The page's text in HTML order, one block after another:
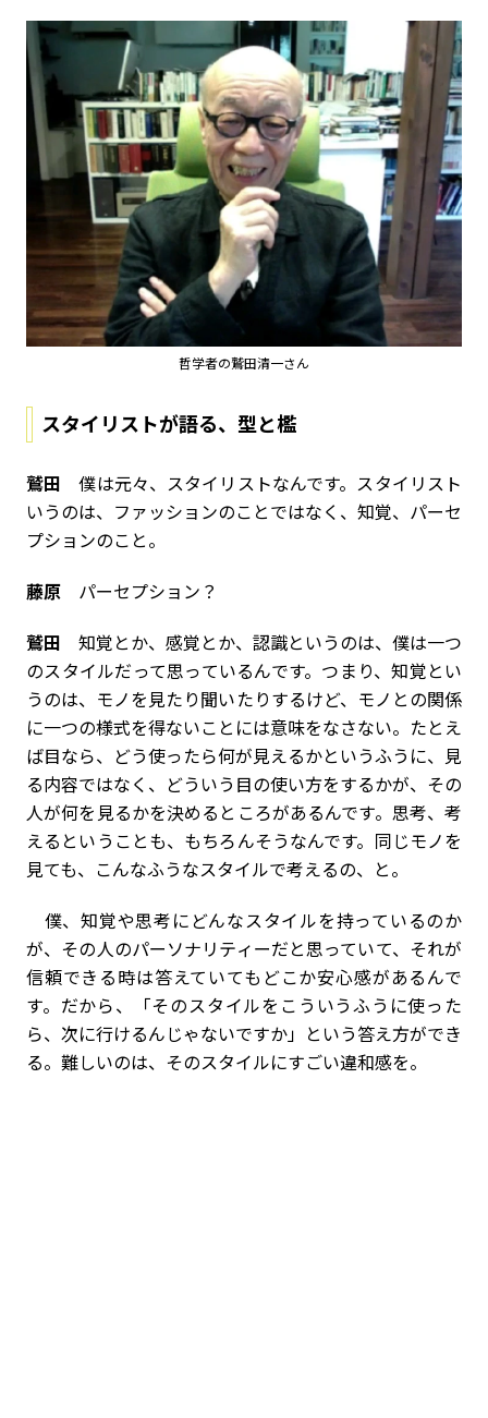
哲学者の鷲田清一さん
スタイリストが語る、型と檻
鷲田 僕は元々、スタイリストなんです。スタイリスト
いうのは、ファッションのことではなく、知覚、パーセ
プションのこと。
藤原 パーセプション？
鷲田 知覚とか、感覚とか、認識というのは、僕は一つ
のスタイルだって思っているんです。つまり、知覚とい
うのは、モノを見たり聞いたりするけど、モノとの関係
に一つの様式を得ないことには意味をなさない。たとえ
ば目なら、どう使ったら何が見えるかというふうに、見
る内容ではなく、どういう目の使い方をするかが、その
人が何を見るかを決めるところがあるんです。思考、考
えるということも、もちろんそうなんです。同じモノを
見ても、こんなふうなスタイルで考えるの、と。
僕、知覚や思考にどんなスタイルを持っているのか
が、その人のパーソナリティーだと思っていて、それが
信頼できる時は答えていてもどこか安心感があるんで
す。だから、「そのスタイルをこういうふうに使った
ら、次に行けるんじゃないですか」という答え方ができ
る。難しいのは、そのスタイルにすごい違和感を。